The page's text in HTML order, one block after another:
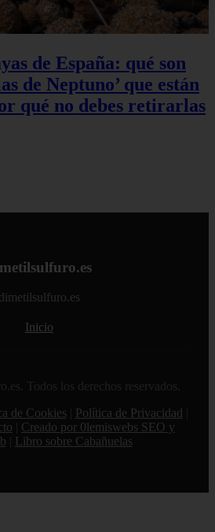
de España: qué son
de Neptuno’ que están
qué no debes retirarlas
dimetilsulfuro.es
Inicio
Todos los derechos reservados.
de Cookies Política de Privacidad
Creado por 0lemiswebs SEO y
Libro sobre Cabañuelas